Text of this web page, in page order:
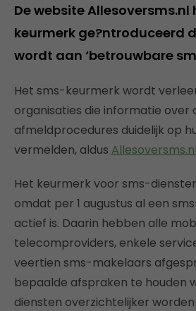
De website
keurmerk ge?ntroduceerd
wordt aan ‘betrouwbare
Het sms-keurmerk wordt
organisaties die informatie over
afmeldprocedures duidelijk op
vermelden, aldus Allesoversms.nl
Het keurmerk voor sms-
omdat per 1 augustus al een
actief is. Daarin hebben alle
telecomproviders, enkele
veertien sms-makelaars
bepaalde afspraken te houden
diensten overzichtelijker